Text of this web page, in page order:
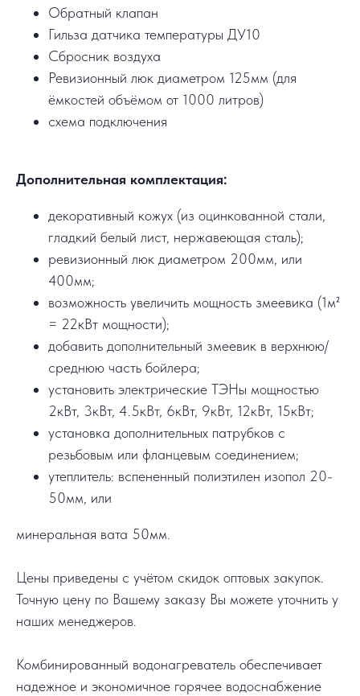
Обратный клапан
Гильза датчика температуры ДУ10
Сбросник воздуха
Ревизионный люк диаметром 125мм (для
ёмкостей объёмом от 1000 литров)
схема подключения
Дополнительная комплектация:
декоративный кожух (из оцинкованной стали,
гладкий белый лист, нержавеющая сталь);
ревизионный люк диаметром 200мм, или
400мм;
возможность увеличить мощность змеевика (1м²
= 22кВт мощности);
добавить дополнительный змеевик в верхнюю/
среднюю часть бойлера;
установить электрические ТЭНы мощностью
2кВт, 3кВт, 4.5кВт, 6кВт, 9кВт, 12кВт, 15кВт;
установка дополнительных патрубков с
резьбовым или фланцевым соединением;
утеплитель: вспененный полиэтилен изопол 20-
50мм, или
минеральная вата 50мм.
Цены приведены с учётом скидок оптовых закупок.
Точную цену по Вашему заказу Вы можете уточнить у
наших менеджеров.
Комбинированный водонагреватель обеспечивает
надежное и экономичное горячее водоснабжение